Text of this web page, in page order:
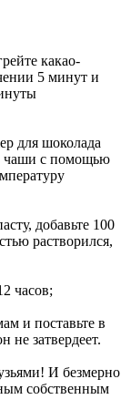
какао-
5 минут и
для шоколада
чаши с помощью
добавьте 100
растворился,
часов;
и поставьте в
не затвердеет.
И безмерно
собственным